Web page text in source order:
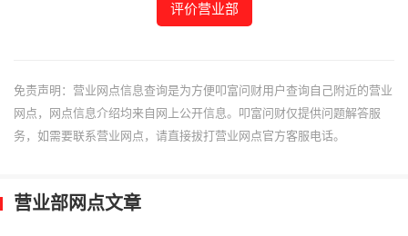
评价营业部
免责声明：营业网点信息查询是为方便叩富问财用户查询自己附近的营业
网点，网点信息介绍均来自网上公开信息。叩富问财仅提供问题解答服
务，如需要联系营业网点，请直接拔打营业网点官方客服电话。
营业部网点文章